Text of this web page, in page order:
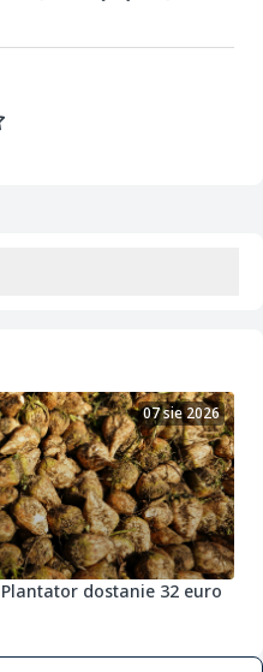
07 sie 2026
dostanie 32 euro